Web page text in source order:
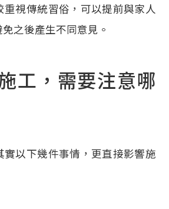
重視傳統習俗，可以提前與家人
之後產生不同意見。
工，需要注意哪
實以下幾件事情，更直接影響施